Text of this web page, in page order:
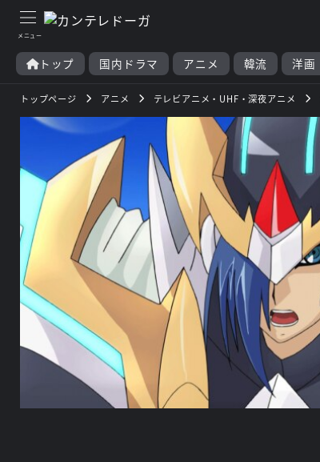
トップ 国内ドラマ アニメ 韓流 洋画
トップページ アニメ テレビアニメ・UHF・深夜アニメ